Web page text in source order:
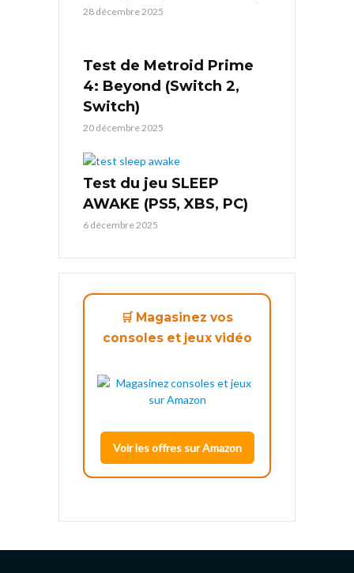
28 décembre 2025
Test de Metroid Prime
4: Beyond (Switch 2,
Switch)
20 décembre 2025
Test du jeu SLEEP
AWAKE (PS5, XBS, PC)
6 décembre 2025
🛒 Magasinez vos
consoles et jeux vidéo
Voir les offres sur Amazon